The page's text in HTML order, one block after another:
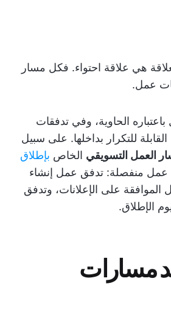
هي علاقة احتواء. فكل مسار
عمل.
الحاوية، وفي تدفقات
القابلة للتكرار بداخلها. على سبيل
العمل التسويقي الخاص بإطلاق
عمل منفصلة: تدفق عمل إنشاء
على الإعلانات، وتدفق
الإطلاق.
مسارات